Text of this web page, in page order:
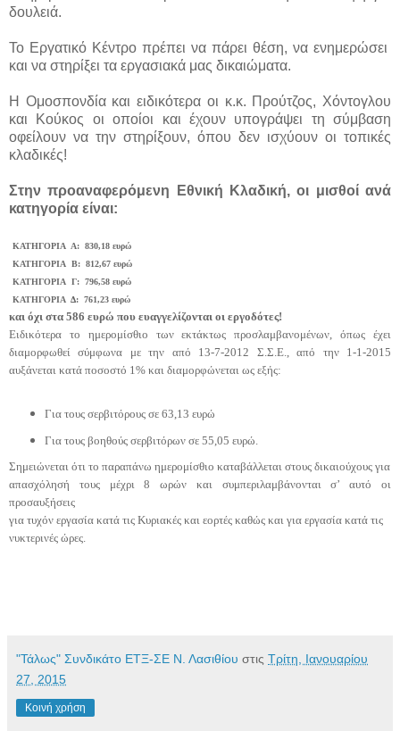
δουλειά.
Το Εργατικό Κέντρο πρέπει να πάρει θέση, να ενημερώσει
και να στηρίξει τα εργασιακά μας δικαιώματα.
Η Ομοσπονδία και ειδικότερα οι κ.κ. Προύτζος, Χόντογλου
και Κούκος οι οποίοι και έχουν υπογράψει τη σύμβαση
οφείλουν να την στηρίξουν, όπου δεν ισχύουν οι τοπικές
κλαδικές!
Στην προαναφερόμενη Εθνική Κλαδική, οι μισθοί ανά
κατηγορία είναι:
ΚΑΤΗΓΟΡΙΑ Α: 830,18 ευρώ
ΚΑΤΗΓΟΡΙΑ Β: 812,67 ευρώ
ΚΑΤΗΓΟΡΙΑ Γ: 796,58 ευρώ
ΚΑΤΗΓΟΡΙΑ Δ: 761,23 ευρώ
και όχι στα 586 ευρώ που ευαγγελίζονται οι εργοδότες!
Ειδικότερα το ημερομίσθιο των εκτάκτως προσλαμβανομένων, όπως έχει
διαμορφωθεί σύμφωνα με την από 13-7-2012 Σ.Σ.Ε.,από την 1-1-2015
αυξάνεται κατά ποσοστό 1% και διαμορφώνεται ως εξής:
Για τους σερβιτόρους σε 63,13 ευρώ
Για τους βοηθούς σερβιτόρων σε 55,05 ευρώ.
Σημειώνεται ότι το παραπάνω ημερομίσθιο καταβάλλεται στους δικαιούχους για
απασχόλησή τους μέχρι 8 ωρών και συμπεριλαμβάνονται σ’ αυτό οι
προσαυξήσεις
για τυχόν εργασία κατά τις Κυριακές και εορτές καθώς και για εργασία κατά τις
νυκτερινές ώρες.
"Τάλως" Συνδικάτο ΕΤΞ-ΣΕ Ν. Λασιθίου στις Τρίτη, Ιανουαρίου
27, 2015
Κοινή χρήση